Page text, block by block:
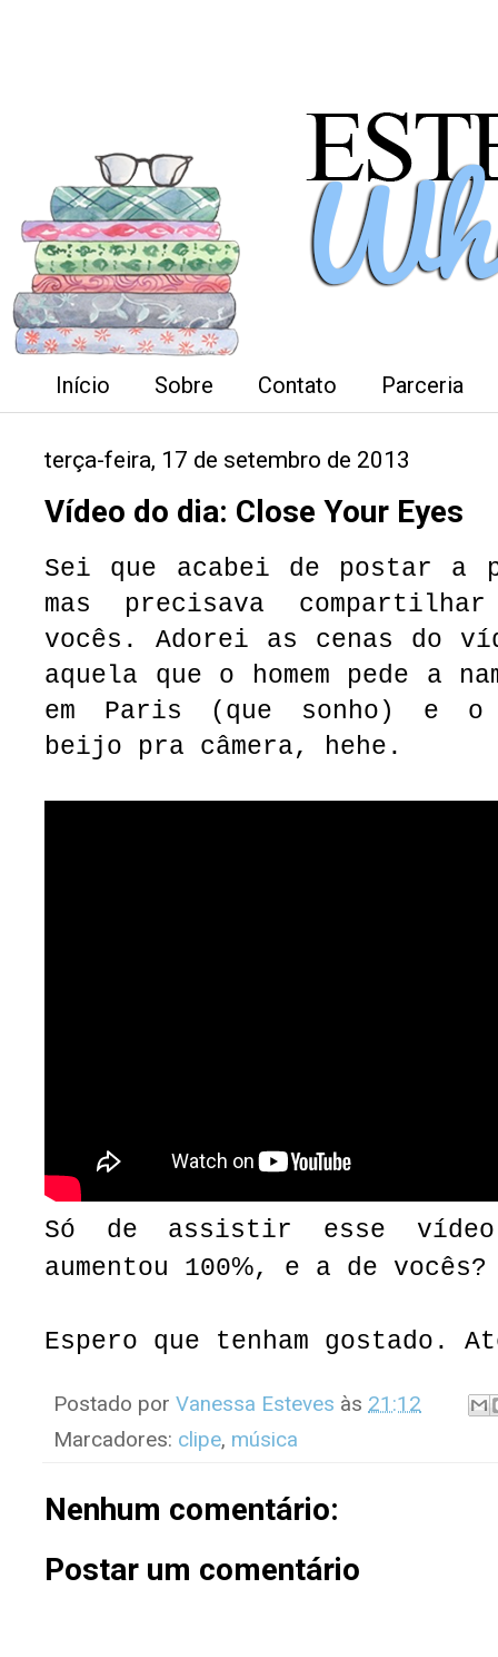
Início Sobre Contato Parceria
terça-feira, 17 de setembro de 2013
Vídeo do dia: Close Your Eyes
Sei que acabei de postar a
mas precisava
vocês. Adorei as cenas do
aquela que o homem pede a
em Paris (que sonho) e o
beijo pra câmera, hehe.
Só de assistir esse vídeo
aumentou 100%, e a de vocês?
Espero que tenham gostado.
Postado por Vanessa Esteves às 21:12
Marcadores: clipe, música
Nenhum comentário:
Postar um comentário